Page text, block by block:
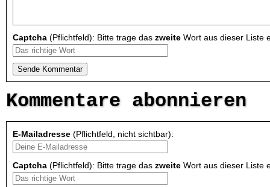
Captcha (Pflichtfeld): Bitte trage das zweite Wort aus dieser Liste
Kommentare abonnieren
E-Mailadresse (Pflichtfeld, nicht sichtbar):
Captcha (Pflichtfeld): Bitte trage das zweite Wort aus dieser Liste